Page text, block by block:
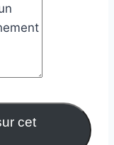
cet